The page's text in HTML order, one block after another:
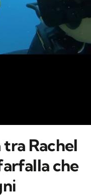
tra Rachel
che